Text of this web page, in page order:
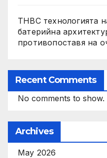
THBC технологията
батерийна
противопоставя на
Recent Comments
No comments to show.
Archives
May 2026